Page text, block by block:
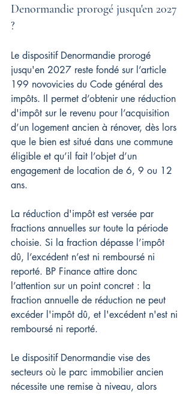
Denormandie prorogé jusqu'en 2027
?
Le dispositif Denormandie prorogé
jusqu'en 2027 reste fondé sur l’article
199 novovicies du Code général des
impôts. Il permet d’obtenir une réduction
d'impôt sur le revenu pour l’acquisition
d’un logement ancien à rénover, dès lors
que le bien est situé dans une commune
éligible et qu’il fait l’objet d’un
engagement de location de 6, 9 ou 12
ans.
La réduction d'impôt est versée par
fractions annuelles sur toute la période
choisie. Si la fraction dépasse l’impôt
dû, l’excédent n’est ni remboursé ni
reporté. BP Finance attire donc
l’attention sur un point concret : la
fraction annuelle de réduction ne peut
excéder l'impôt dû, et l'excédent n'est ni
remboursé ni reporté.
Le dispositif Denormandie vise des
secteurs où le parc immobilier ancien
nécessite une remise à niveau, alors